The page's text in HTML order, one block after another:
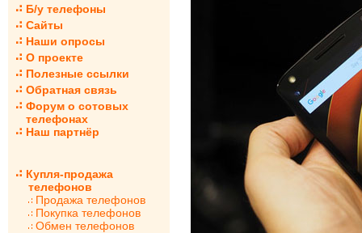
Б/у телефоны
Сайты
Наши опросы
О проекте
Полезные ссылки
Обратная связь
Форум о сотовых
телефонах
Наш партнёр
Купля-продажа
телефонов
Продажа телефонов
Покупка телефонов
Обмен телефонов